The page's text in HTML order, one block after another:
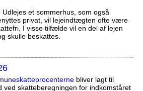
Udlejes et sommerhus, som også
privat, vil lejeindtægten ofte være
I visse tilfælde vil en del af lejen
skulle beskattes.
bliver lagt til
ved skatteberegningen for indkomståret